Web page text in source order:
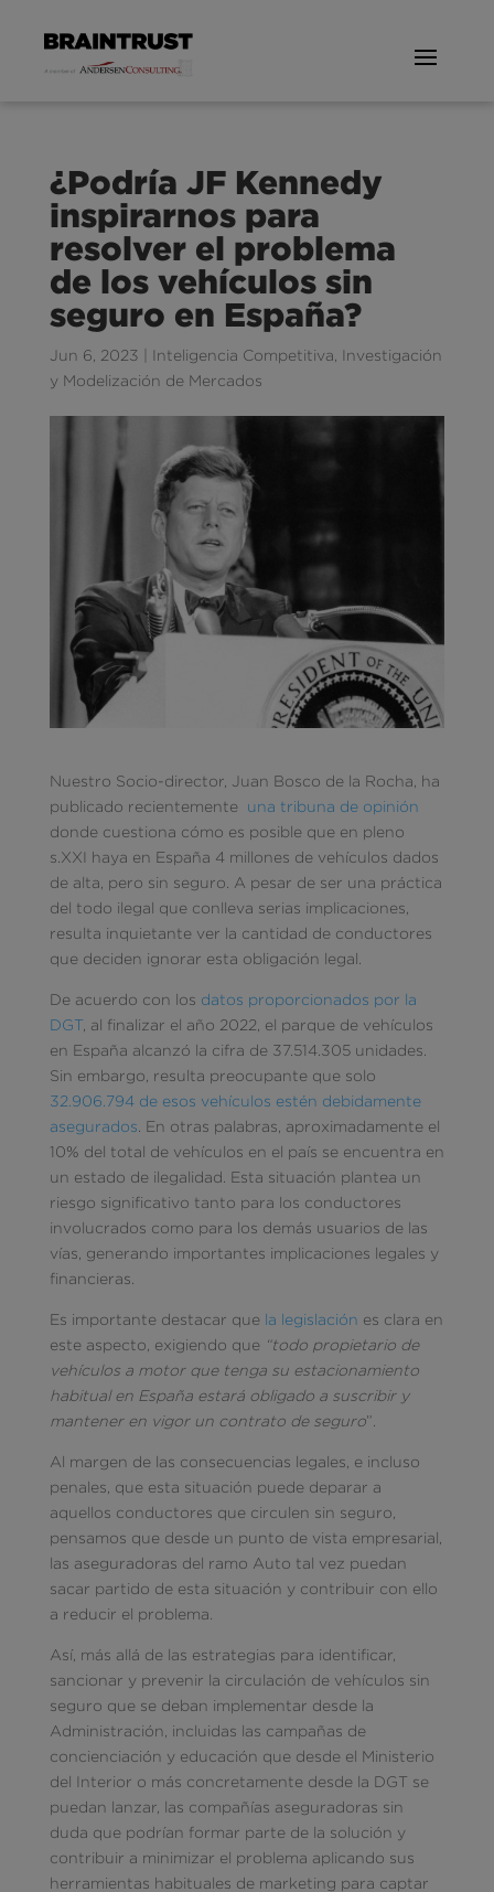
¿Podría JF Kennedy
inspirarnos para
resolver el problema
de los vehículos sin
seguro en España?
Jun 6, 2023 Inteligencia Competitiva Investigación
y Modelización de Mercados
Nuestro Socio-director, Juan Bosco de la Rocha, ha
publicado recientemente una tribuna de opinión
donde cuestiona cómo es posible que en pleno
s.XXI haya en España 4 millones de vehículos dados
de alta, pero sin seguro. A pesar de ser una práctica
del todo ilegal que conlleva serias implicaciones,
resulta inquietante ver la cantidad de conductores
que deciden ignorar esta obligación legal.
De acuerdo con los datos proporcionados por la
DGT, al finalizar el año 2022, el parque de vehículos
en España alcanzó la cifra de 37.514.305 unidades.
Sin embargo, resulta preocupante que solo
32.906.794 de esos vehículos estén debidamente
asegurados . En otras palabras, aproximadamente el
10% del total de vehículos en el país se encuentra en
un estado de ilegalidad. Esta situación plantea un
riesgo significativo tanto para los conductores
involucrados como para los demás usuarios de las
vías, generando importantes implicaciones legales y
financieras.
Es importante destacar que la legislación es clara en
este aspecto, exigiendo que “todo propietario de
vehículos a motor que tenga su estacionamiento
habitual en España estará obligado a suscribir y
mantener en vigor un contrato de seguro”.
Al margen de las consecuencias legales, e incluso
penales, que esta situación puede deparar a
aquellos conductores que circulen sin seguro,
pensamos que desde un punto de vista empresarial,
las aseguradoras del ramo Auto tal vez puedan
sacar partido de esta situación y contribuir con ello
a reducir el problema.
Así, más allá de las estrategias para identificar,
sancionar y prevenir la circulación de vehículos sin
seguro que se deban implementar desde la
Administración, incluidas las campañas de
concienciación y educación que desde el Ministerio
del Interior o más concretamente desde la DGT se
puedan lanzar, las compañías aseguradoras sin
duda que podrían formar parte de la solución y
contribuir a minimizar el problema aplicando sus
herramientas habituales de marketing para captar